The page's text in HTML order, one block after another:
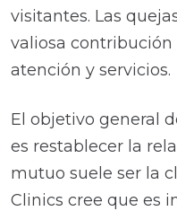
visitantes. Las
valiosa
atención y servicios.
El objetivo general
es restablecer la
mutuo suele ser la
Clinics cree que es